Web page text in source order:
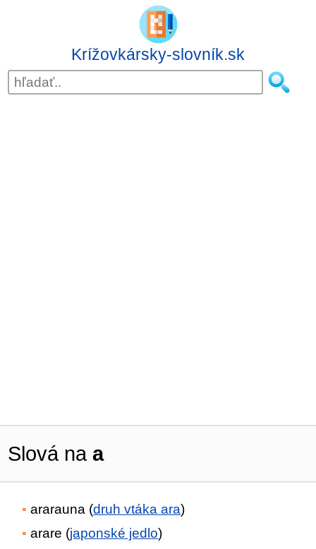
Krížovkársky-slovník.sk
Slová naa
ararauna (druh vtáka ara)
arare (japonské jedlo)